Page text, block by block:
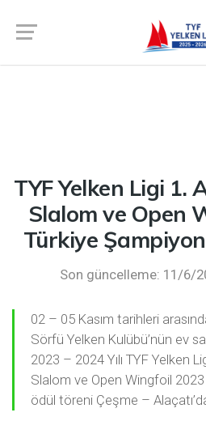
TYF Yelken Ligi 1.
Slalom ve Open
Türkiye
Son güncelleme: 11/6/
02 – 05 Kasım tarihleri
Sörfü Yelken Kulübü’nün ev
2023 – 2024 Yılı TYF Yelken
Slalom ve Open Wingfoil 2023
ödül töreni Çeşme –